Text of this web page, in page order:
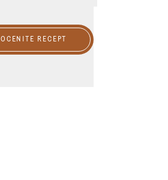
OCENITE RECEPT